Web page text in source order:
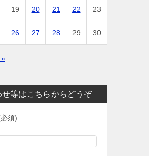
19 20 21 22 23
26 27 28 29 30
せ等はこちらからどうぞ
須)